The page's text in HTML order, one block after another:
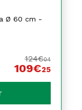
Ø 60 cm -
124€04
109€25